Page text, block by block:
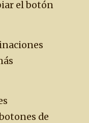
el botón
de